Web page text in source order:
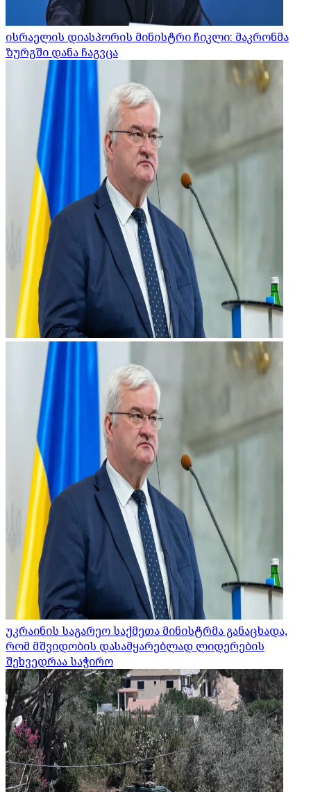
ისრაელის დიასპორის მინისტრი ჩიკლი: მაკრონმა
ზურგში დანა ჩაგვცა
უკრაინის საგარეო საქმეთა მინისტრმა განაცხადა,
რომ მშვიდობის დასამყარებლად ლიდერების
შეხვედრაა საჭირო